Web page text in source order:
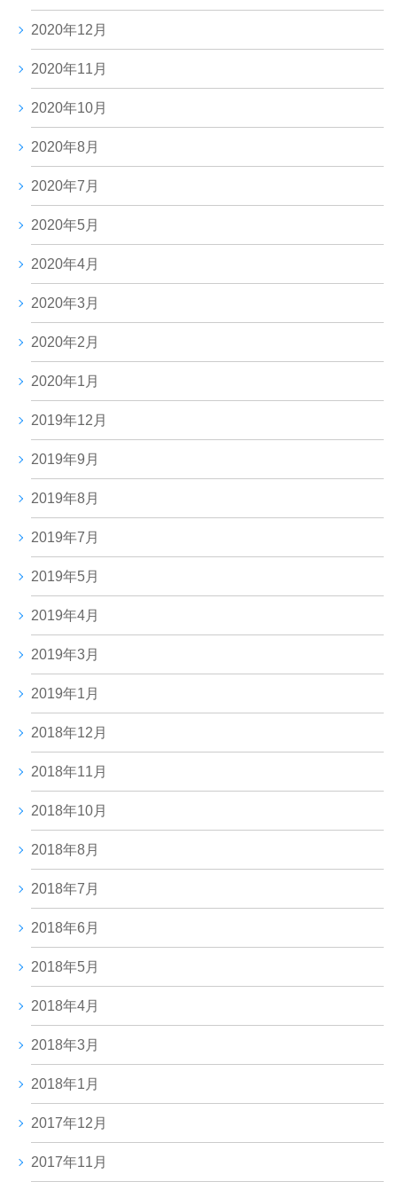
2020年12月
2020年11月
2020年10月
2020年8月
2020年7月
2020年5月
2020年4月
2020年3月
2020年2月
2020年1月
2019年12月
2019年9月
2019年8月
2019年7月
2019年5月
2019年4月
2019年3月
2019年1月
2018年12月
2018年11月
2018年10月
2018年8月
2018年7月
2018年6月
2018年5月
2018年4月
2018年3月
2018年1月
2017年12月
2017年11月